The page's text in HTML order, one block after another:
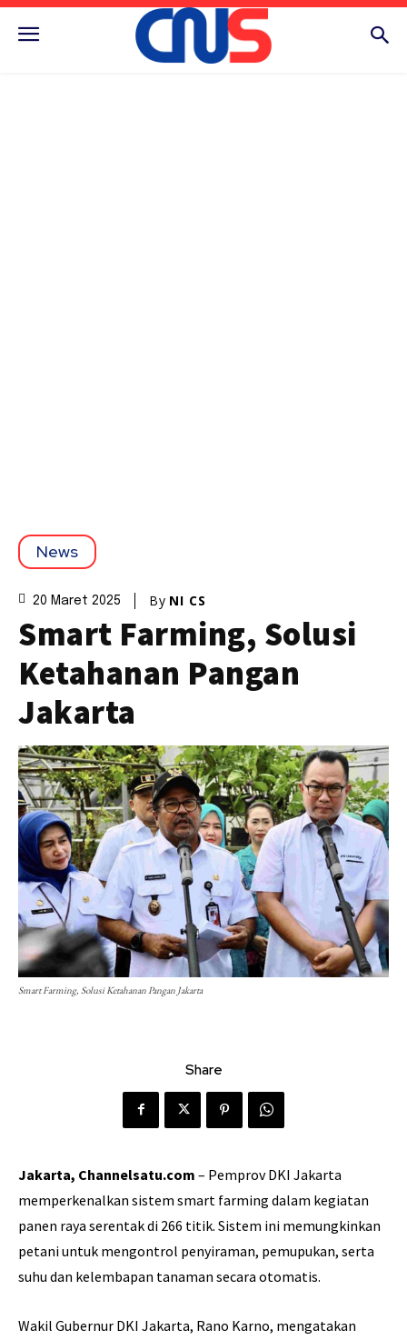
News
20 Maret 2025 By NI CS
Smart Farming, Solusi
Ketahanan Pangan
Jakarta
Smart Farming, Solusi Ketahanan Pangan Jakarta
Share
Jakarta, Channelsatu.com – Pemprov DKI Jakarta
memperkenalkan sistem smart farming dalam kegiatan
panen raya serentak di 266 titik. Sistem ini memungkinkan
petani untuk mengontrol penyiraman, pemupukan, serta
suhu dan kelembapan tanaman secara otomatis.
Wakil Gubernur DKI Jakarta, Rano Karno, mengatakan